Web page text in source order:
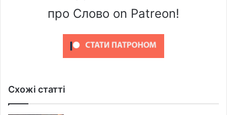
про Слово on Patreon!
Схожі статті